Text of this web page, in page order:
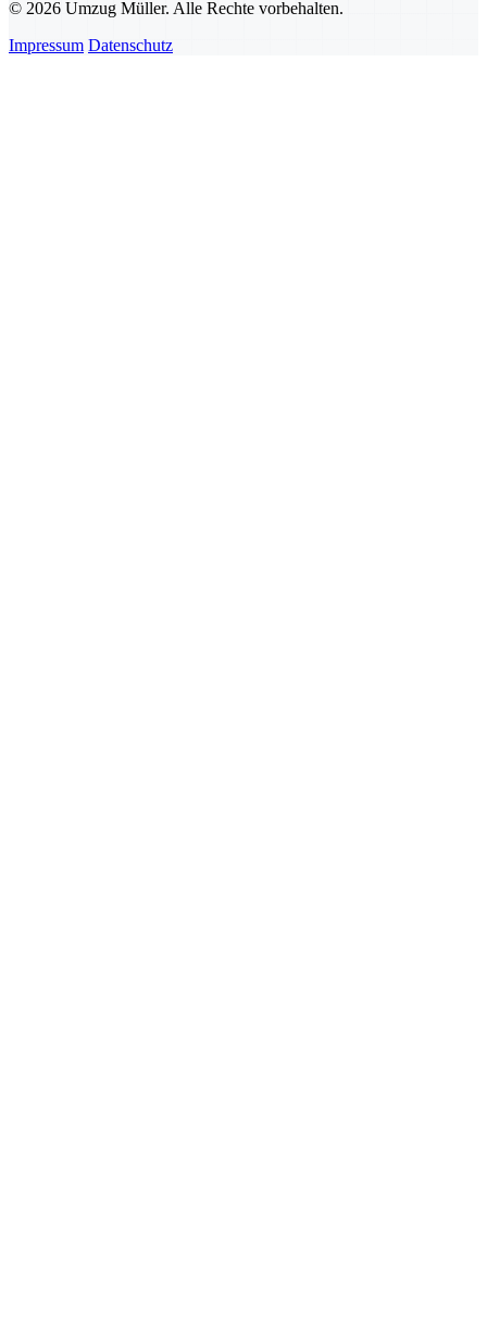
© 2026 Umzug Müller. Alle Rechte vorbehalten.
Impressum Datenschutz